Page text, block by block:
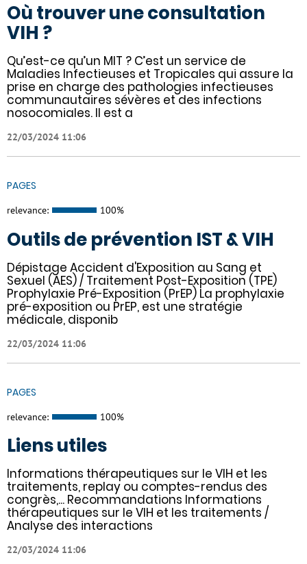
Où trouver une consultation
VIH ?
Qu’est-ce qu’un MIT ? C’est un service de
Maladies Infectieuses et Tropicales qui assure la
prise en charge des pathologies infectieuses
communautaires sévères et des infections
nosocomiales. Il est a
22/03/2024 11:06
PAGES
relevance: 100%
Outils de prévention IST & VIH
Dépistage Accident d'Exposition au Sang et
Sexuel (AES) / Traitement Post-Exposition (TPE)
Prophylaxie Pré-Exposition (PrEP) La prophylaxie
pré-exposition ou PrEP, est une stratégie
médicale, disponib
22/03/2024 11:06
PAGES
relevance: 100%
Liens utiles
Informations thérapeutiques sur le VIH et les
traitements, replay ou comptes-rendus des
congrès,... Recommandations Informations
thérapeutiques sur le VIH et les traitements /
Analyse des interactions
22/03/2024 11:06